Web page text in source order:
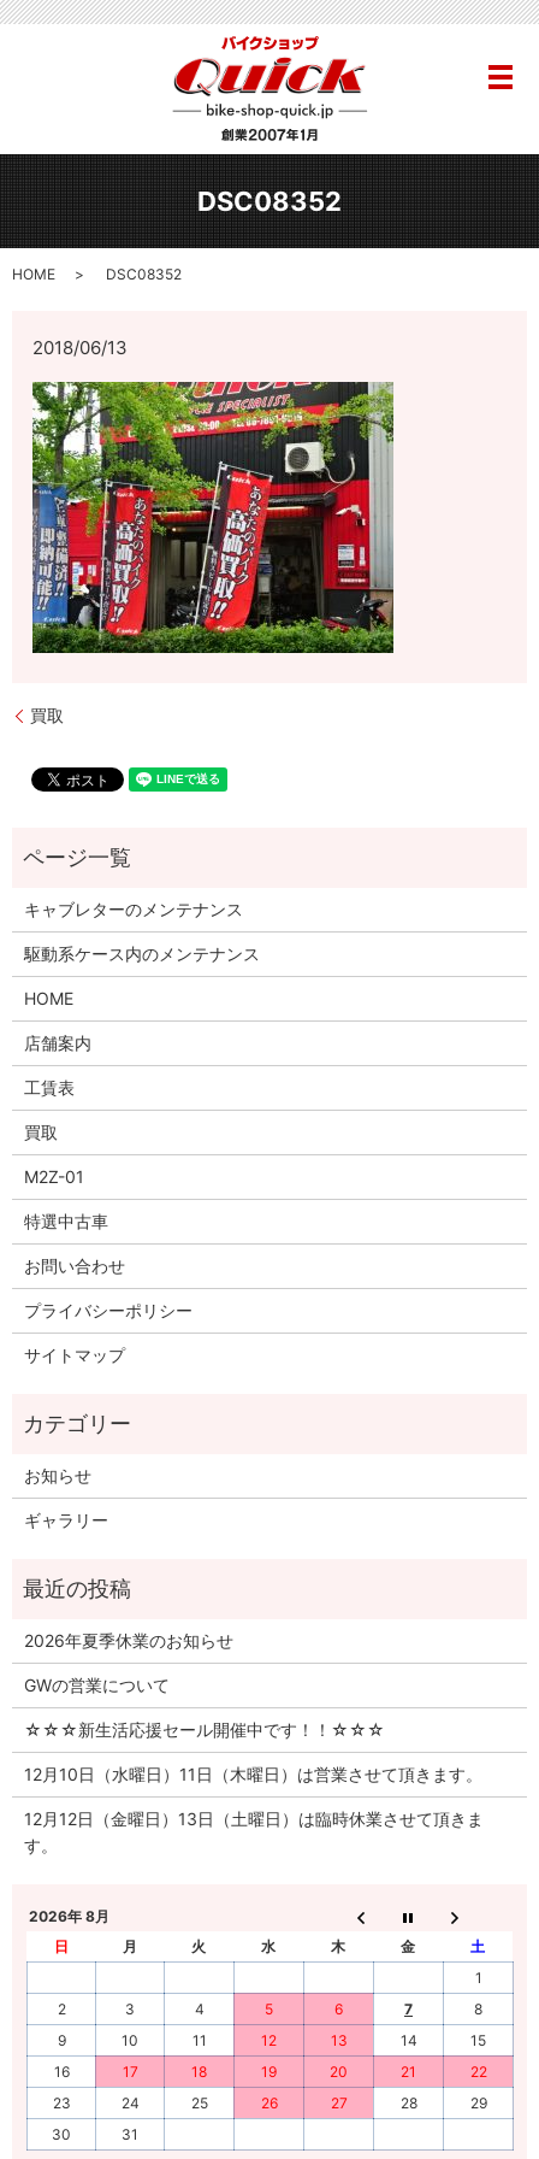
メ
DSC08352
HOME DSC08352
2018/06/13
買取
キャブレターのメンテナンス
駆動系ケース内のメンテナンス
HOME
店舗案内
工賃表
買取
M2Z-01
特選中古車
お問い合わせ
プライバシーポリシー
サイトマップ
お知らせ
ギャラリー
2026年夏季休業のお知らせ
GWの営業について
☆☆☆新生活応援セール開催中です！！☆☆☆
12月10日（水曜日）11日（木曜日）は営業させて頂きます。
12月12日（金曜日）13日（土曜日）は臨時休業させて頂きま
す。
2026年 8月
日
月 火 水 木 金
土
1
2
3 4 5 6 7
8
9
10 11 12 13 14
15
16
17 18 19 20 21
22
23
24 25 26 27 28
29
30
31